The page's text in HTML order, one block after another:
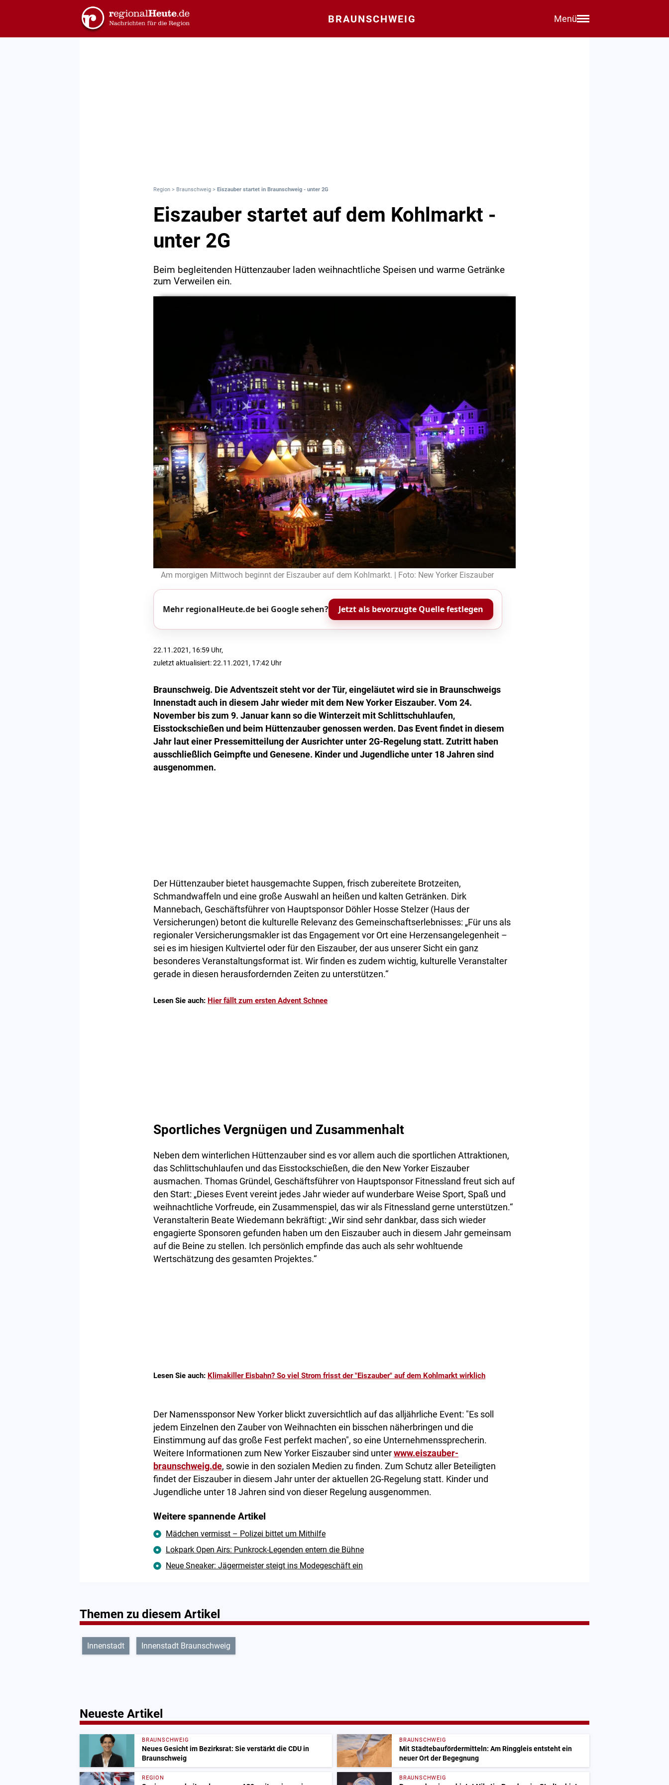
BRAUNSCHWEIG Menü
Region > Braunschweig > Eiszauber startet in Braunschweig - unter 2G
Eiszauber startet auf dem Kohlmarkt -
unter 2G
Beim begleitenden Hüttenzauber laden weihnachtliche Speisen und warme Getränke
zum Verweilen ein.
Am morgigen Mittwoch beginnt der Eiszauber auf dem Kohlmarkt. | Foto: New Yorker Eiszauber
Mehr regionalHeute.de bei Google sehen? Jetzt als bevorzugte Quelle festlegen
22.11.2021, 16:59 Uhr,
zuletzt aktualisiert: 22.11.2021, 17:42 Uhr
Braunschweig. Die Adventszeit steht vor der Tür, eingeläutet wird sie in Braunschweigs
Innenstadt auch in diesem Jahr wieder mit dem New Yorker Eiszauber. Vom 24.
November bis zum 9. Januar kann so die Winterzeit mit Schlittschuhlaufen,
Eisstockschießen und beim Hüttenzauber genossen werden. Das Event findet in diesem
Jahr laut einer Pressemitteilung der Ausrichter unter 2G-Regelung statt. Zutritt haben
ausschließlich Geimpfte und Genesene. Kinder und Jugendliche unter 18 Jahren sind
ausgenommen.
Der Hüttenzauber bietet hausgemachte Suppen, frisch zubereitete Brotzeiten,
Schmandwaffeln und eine große Auswahl an heißen und kalten Getränken. Dirk
Mannebach, Geschäftsführer von Hauptsponsor Döhler Hosse Stelzer (Haus der
Versicherungen) betont die kulturelle Relevanz des Gemeinschaftserlebnisses: „Für uns als
regionaler Versicherungsmakler ist das Engagement vor Ort eine Herzensangelegenheit –
sei es im hiesigen Kultviertel oder für den Eiszauber, der aus unserer Sicht ein ganz
besonderes Veranstaltungsformat ist. Wir finden es zudem wichtig, kulturelle Veranstalter
gerade in diesen herausfordernden Zeiten zu unterstützen.“
Lesen Sie auch: Hier fällt zum ersten Advent Schnee
Sportliches Vergnügen und Zusammenhalt
Neben dem winterlichen Hüttenzauber sind es vor allem auch die sportlichen Attraktionen,
das Schlittschuhlaufen und das Eisstockschießen, die den New Yorker Eiszauber
ausmachen. Thomas Gründel, Geschäftsführer von Hauptsponsor Fitnessland freut sich auf
den Start: „Dieses Event vereint jedes Jahr wieder auf wunderbare Weise Sport, Spaß und
weihnachtliche Vorfreude, ein Zusammenspiel, das wir als Fitnessland gerne unterstützen.“
Veranstalterin Beate Wiedemann bekräftigt: „Wir sind sehr dankbar, dass sich wieder
engagierte Sponsoren gefunden haben um den Eiszauber auch in diesem Jahr gemeinsam
auf die Beine zu stellen. Ich persönlich empfinde das auch als sehr wohltuende
Wertschätzung des gesamten Projektes.“
Lesen Sie auch: Klimakiller Eisbahn? So viel Strom frisst der "Eiszauber" auf dem Kohlmarkt wirklich
Der Namenssponsor New Yorker blickt zuversichtlich auf das alljährliche Event: "Es soll
jedem Einzelnen den Zauber von Weihnachten ein bisschen näherbringen und die
Einstimmung auf das große Fest perfekt machen", so eine Unternehmenssprecherin.
Weitere Informationen zum New Yorker Eiszauber sind unter www.eiszauber-
braunschweig.de, sowie in den sozialen Medien zu finden. Zum Schutz aller Beteiligten
findet der Eiszauber in diesem Jahr unter der aktuellen 2G-Regelung statt. Kinder und
Jugendliche unter 18 Jahren sind von dieser Regelung ausgenommen.
Weitere spannende Artikel
Mädchen vermisst – Polizei bittet um Mithilfe
Lokpark Open Airs: Punkrock-Legenden entern die Bühne
Neue Sneaker: Jägermeister steigt ins Modegeschäft ein
Themen zu diesem Artikel
Innenstadt Innenstadt Braunschweig
Neueste Artikel
BRAUNSCHWEIG
Neues Gesicht im Bezirksrat: Sie verstärkt die CDU in
Braunschweig
BRAUNSCHWEIG
Mit Städtebaufördermitteln: Am Ringgleis entsteht ein
neuer Ort der Begegnung
REGION BRAUNSCHWEIG